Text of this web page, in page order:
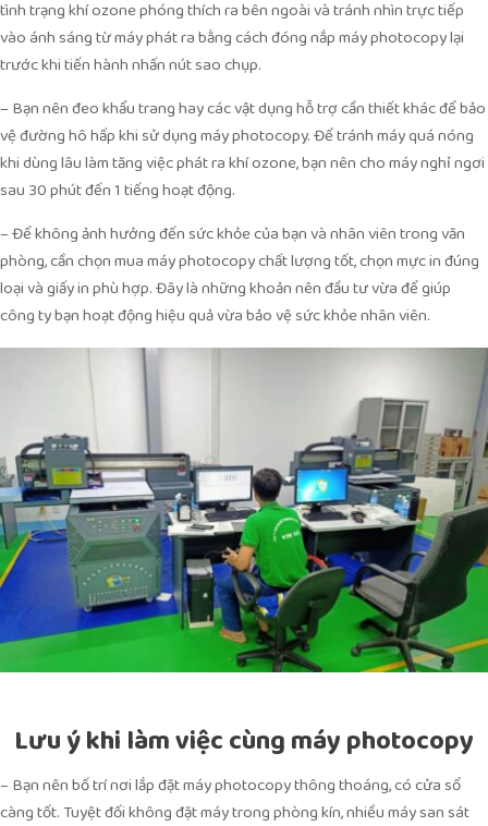
tình trạng khí ozone phóng thích ra bên ngoài và tránh nhìn trực tiếp
vào ánh sáng từ máy phát ra bằng cách đóng nắp máy photocopy lại
trước khi tiến hành nhấn nút sao chụp.
– Bạn nên đeo khẩu trang hay các vật dụng hỗ trợ cần thiết khác để bảo
vệ đường hô hấp khi sử dụng máy photocopy. Để tránh máy quá nóng
khi dùng lâu làm tăng việc phát ra khí ozone, bạn nên cho máy nghỉ ngơi
sau 30 phút đến 1 tiếng hoạt động.
– Để không ảnh hưởng đến sức khỏe của bạn và nhân viên trong văn
phòng, cần chọn mua máy photocopy chất lượng tốt, chọn mực in đúng
loại và giấy in phù hợp. Đây là những khoản nên đầu tư vừa để giúp
công ty bạn hoạt động hiệu quả vừa bảo vệ sức khỏe nhân viên.
Lưu ý khi làm việc cùng máy photocopy
– Bạn nên bố trí nơi lắp đặt máy photocopy thông thoáng, có cửa sổ
càng tốt. Tuyệt đối không đặt máy trong phòng kín, nhiều máy san sát